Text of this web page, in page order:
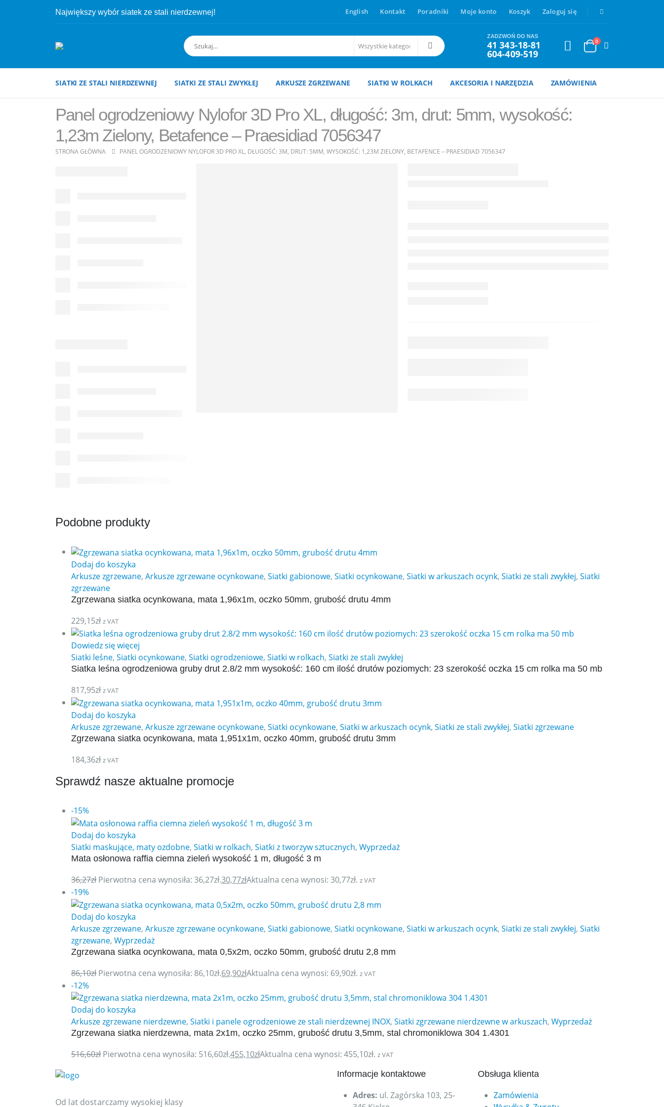
Największy wybór siatek ze stali nierdzewnej! English Kontakt Poradniki Moje konto Koszyk Zaloguj się
ZADZWOŃ DO NAS
41 343-18-81
604-409-519
0
SIATKI ZE STALI NIERDZEWNEJ SIATKI ZE STALI ZWYKŁEJ ARKUSZE ZGRZEWANE SIATKI W ROLKACH AKCESORIA I NARZĘDZIA ZAMÓWIENIA
Panel ogrodzeniowy Nylofor 3D Pro XL, długość: 3m, drut: 5mm, wysokość:
1,23m Zielony, Betafence – Praesidiad 7056347
STRONA GŁÓWNA PANEL OGRODZENIOWY NYLOFOR 3D PRO XL, DŁUGOŚĆ: 3M, DRUT: 5MM, WYSOKOŚĆ: 1,23M ZIELONY, BETAFENCE – PRAESIDIAD 7056347
Podobne produkty
Dodaj do koszyka
Arkusze zgrzewane, Arkusze zgrzewane ocynkowane, Siatki gabionowe, Siatki ocynkowane, Siatki w arkuszach ocynk, Siatki ze stali zwykłej, Siatki
zgrzewane
Zgrzewana siatka ocynkowana, mata 1,96x1m, oczko 50mm, grubość drutu 4mm
229,15zł z VAT
Dowiedz się więcej
Siatki leśne, Siatki ocynkowane, Siatki ogrodzeniowe, Siatki w rolkach, Siatki ze stali zwykłej
Siatka leśna ogrodzeniowa gruby drut 2.8/2 mm wysokość: 160 cm ilość drutów poziomych: 23 szerokość oczka 15 cm rolka ma 50 mb
817,95zł z VAT
Dodaj do koszyka
Arkusze zgrzewane, Arkusze zgrzewane ocynkowane, Siatki ocynkowane, Siatki w arkuszach ocynk, Siatki ze stali zwykłej, Siatki zgrzewane
Zgrzewana siatka ocynkowana, mata 1,951x1m, oczko 40mm, grubość drutu 3mm
184,36zł z VAT
Sprawdź nasze aktualne promocje
-15%
Dodaj do koszyka
Siatki maskujące, maty ozdobne, Siatki w rolkach, Siatki z tworzyw sztucznych, Wyprzedaż
Mata osłonowa raffia ciemna zieleń wysokość 1 m, długość 3 m
36,27zł Pierwotna cena wynosiła: 36,27zł.30,77złAktualna cena wynosi: 30,77zł. z VAT
-19%
Dodaj do koszyka
Arkusze zgrzewane, Arkusze zgrzewane ocynkowane, Siatki gabionowe, Siatki ocynkowane, Siatki w arkuszach ocynk, Siatki ze stali zwykłej, Siatki
zgrzewane, Wyprzedaż
Zgrzewana siatka ocynkowana, mata 0,5x2m, oczko 50mm, grubość drutu 2,8 mm
86,10zł Pierwotna cena wynosiła: 86,10zł.69,90złAktualna cena wynosi: 69,90zł. z VAT
-12%
Dodaj do koszyka
Arkusze zgrzewane nierdzewne, Siatki i panele ogrodzeniowe ze stali nierdzewnej INOX, Siatki zgrzewane nierdzewne w arkuszach, Wyprzedaż
Zgrzewana siatka nierdzewna, mata 2x1m, oczko 25mm, grubość drutu 3,5mm, stal chromoniklowa 304 1.4301
516,60zł Pierwotna cena wynosiła: 516,60zł.455,10złAktualna cena wynosi: 455,10zł. z VAT
Od lat dostarczamy wysokiej klasy
Informacje kontaktowe
Adres: ul. Zagórska 103, 25-
Obsługa klienta
Zamówienia